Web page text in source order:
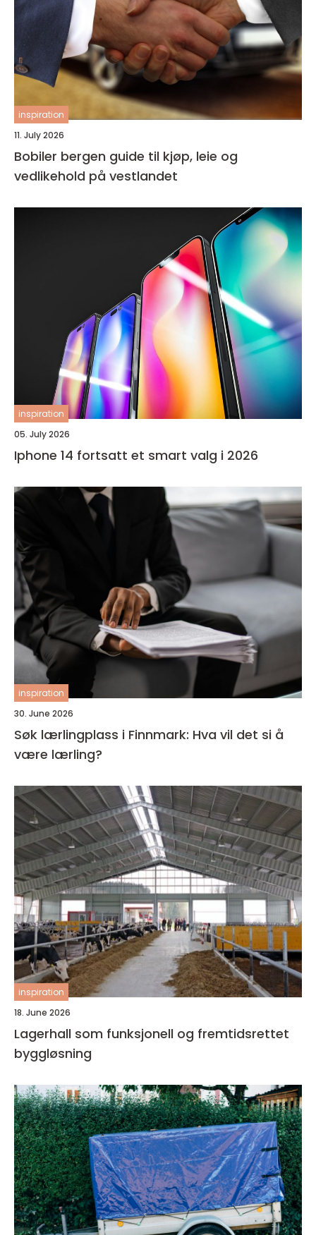
inspiration
11. July 2026
Bobiler bergen guide til kjøp, leie og
vedlikehold på vestlandet
inspiration
05. July 2026
Iphone 14 fortsatt et smart valg i 2026
inspiration
30. June 2026
Søk lærlingplass i Finnmark: Hva vil det si å
være lærling?
inspiration
18. June 2026
Lagerhall som funksjonell og fremtidsrettet
byggløsning